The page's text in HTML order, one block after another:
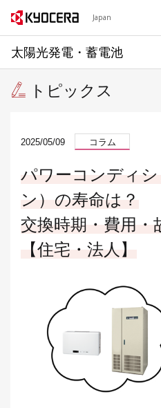
Japan
太陽光発電・蓄電池
トピックス
2025/05/09 コラム
パワーコンディ
ン）の寿命は？
交換時期・費用
【住宅・法人】